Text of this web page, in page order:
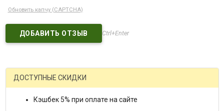
Обновить капчу (CAPTCHA)
Ctrl+Enter
ДОСТУПНЫЕ СКИДКИ
Кэшбек 5% при оплате на сайте